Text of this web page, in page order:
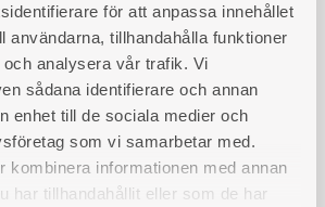
för att anpassa innehållet
användarna, tillhandahålla funktioner
analysera vår trafik. Vi
sådana identifierare och annan
enhet till de sociala medier och
som vi samarbetar med.
kombinera informationen med annan
har tillhandahållit eller som de har
Handtagssats Ek
Komplett handtagsset med
spiskrok och två handtag i
ek. För smalspis Viking 30
Art. nr: 990000851
2 294kr